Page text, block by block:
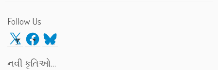
Follow Us
X Facebook
Bluesky
નવી કૃતિઓ…